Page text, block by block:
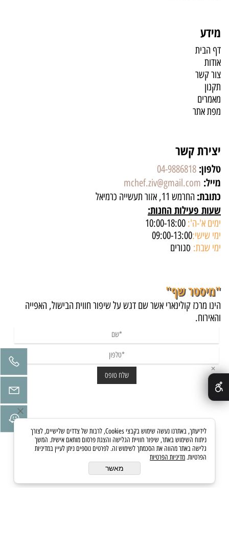
מידע
דף הבית
אודות
צור קשר
תקנון
מאמרים
מפת אתר
יצירת קשר
טלפון: 04-9886818
מייל: mchef.ziv@gmail.com
כתובת: החרמש 11, אזור תעשייה כרמיאל
שעות פעילות החנות:
ימים א'-ה':
ימי שישי:09:00-13:00
ימי שבת: סגורים
"מיסטר שף"
הינו מרכז קולינארי אשר שם דגש על שיפור חווית הבישול, האפייה
והאירוח.
✕
לידיעתך, באתרנו נעשה שימוש בקבצי Cookies, לרבות של צדדים שלישיים, לצורך
ניתוח השימוש באתר, שיפור חוויית הגלישה והצגת פרסום מותאם אישית. המשך
גלישה באתר מהווה את הסכמתך לשימוש זה. לפרטים נוספים ניתן לעיין במדיניות
הפרטיות. מדיניות הפרטיות
מאשר